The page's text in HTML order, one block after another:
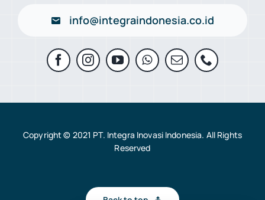
info@integraindonesia.co.id
Copyright © 2021 PT. Integra Inovasi Indonesia. All Rights
Reserved